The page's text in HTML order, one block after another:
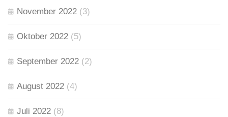
November 2022 (3)
Oktober 2022 (5)
September 2022 (2)
August 2022 (4)
Juli 2022 (8)